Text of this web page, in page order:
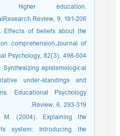
higher education.
Review, 9, 191-206
Effects of beliefs about the
comprehension.Journal of
Psychology, 82(3). 498-504.
Synthesizing epistemological
under-standings and
Educational Psychology
Review, 6, 293-319.
M. (2004). Explaining the
system: Introducing the